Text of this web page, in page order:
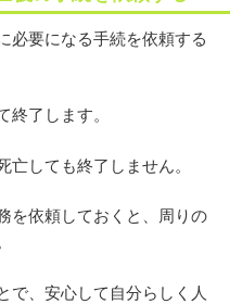
必要になる手続を依頼する
了します。
しても終了しません。
を依頼しておくと、周りの
で、安心して自分らしく人